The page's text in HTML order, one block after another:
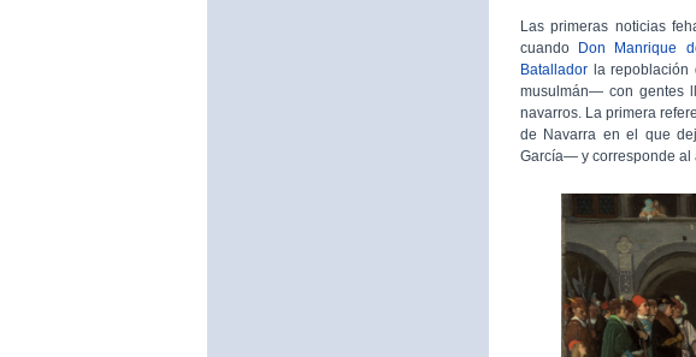
Las primeras noticias
cuando Don Manrique
Batallador la repoblación
musulmán— con gentes
navarros. La primera
de Navarra en el que
García— y corresponde al